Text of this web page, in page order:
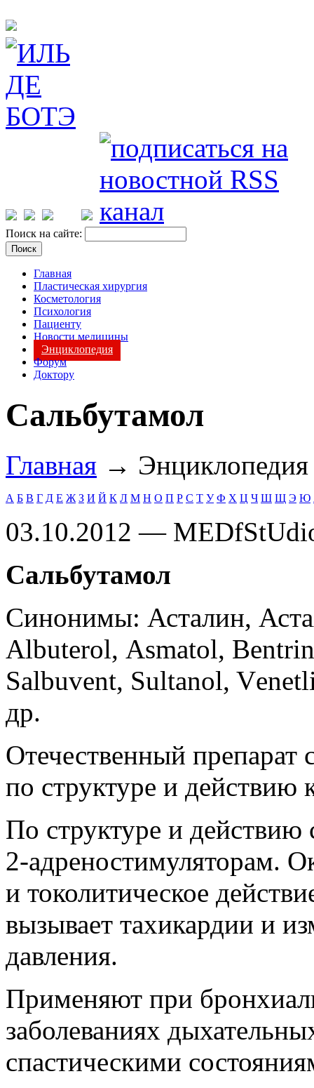
Поиск на сайте:
Главная
Пластическая хирургия
Косметология
Психология
Пациенту
Новости медицины
Энциклопедия
Форум
Доктору
Сальбутамол
Главная →
А Б В Г Д Е Ж З И Й К Л М Н О П Р С Т У Ф Х Ц Ч Ш Щ Э Ю
03.10.2012 —
Сальбутамол
Синонимы: Асталин,
Аlbuterol, Аsmаtol,
Sаlbuvent, Sultanol,
др.
Отечественный препарат
по структуре и действию
По структуре и действию
2-адреностимуляторам.
и токолитическое
вызывает тахикардии и
давления.
Применяют при
заболеваниях
спастическими